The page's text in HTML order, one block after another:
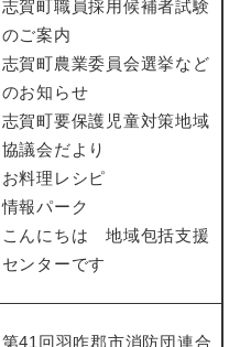
志賀町職員採用候補者試験
のご案内
志賀町農業委員会選挙など
のお知らせ
志賀町要保護児童対策地域
協議会だより
お料理レシピ
情報パーク
こんにちは 地域包括支援
センターです
第41回羽咋郡市消防団連合